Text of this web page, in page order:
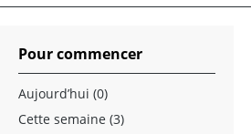
Pour commencer
Aujourd’hui (0)
Cette semaine (3)